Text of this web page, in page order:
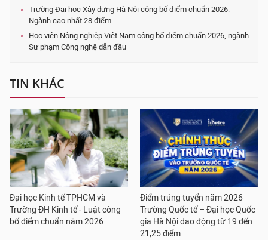
Trường Đại học Xây dựng Hà Nội công bố điểm chuẩn 2026:
Ngành cao nhất 28 điểm
Học viện Nông nghiệp Việt Nam công bố điểm chuẩn 2026, ngành
Sư phạm Công nghệ dẫn đầu
TIN KHÁC
Đại học Kinh tế TPHCM và
Trường ĐH Kinh tế - Luật công
bố điểm chuẩn năm 2026
Điểm trúng tuyển năm 2026
Trường Quốc tế – Đại học Quốc
gia Hà Nội dao động từ 19 đến
21,25 điểm